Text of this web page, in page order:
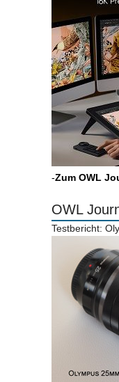
-Zum OWL
OWL
Testbericht: